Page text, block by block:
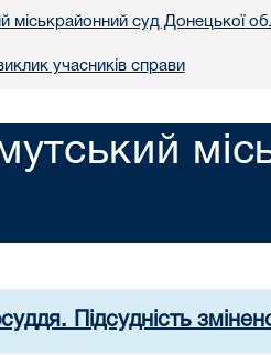
міськрайонний суд Донецької
учасників справи
Підсудність